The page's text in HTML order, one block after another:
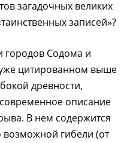
загадочных великих
записей»?
городов Содома и
цитированном выше
древности,
описание
В нем содержится
гибели (от